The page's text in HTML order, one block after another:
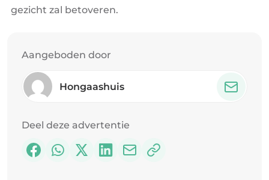
gezicht zal betoveren.
Aangeboden door
Hongaashuis
Deel deze advertentie